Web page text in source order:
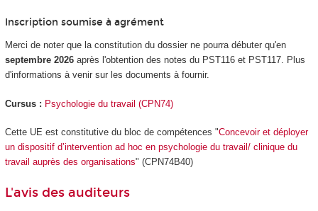
Inscription soumise à agrément
Merci de noter que la constitution du dossier ne pourra débuter qu'en
septembre 2026après l'obtention des notes du PST116 et PST117. Plus
d'informations à venir sur les documents à fournir.
Cursus : Psychologie du travail (CPN74)
Cette UE est constitutive du bloc de compétences "Concevoir et déployer
un dispositif d’intervention ad hoc en psychologie du travail/ clinique du
travail auprès des organisations" (CPN74B40)
L'avis des auditeurs